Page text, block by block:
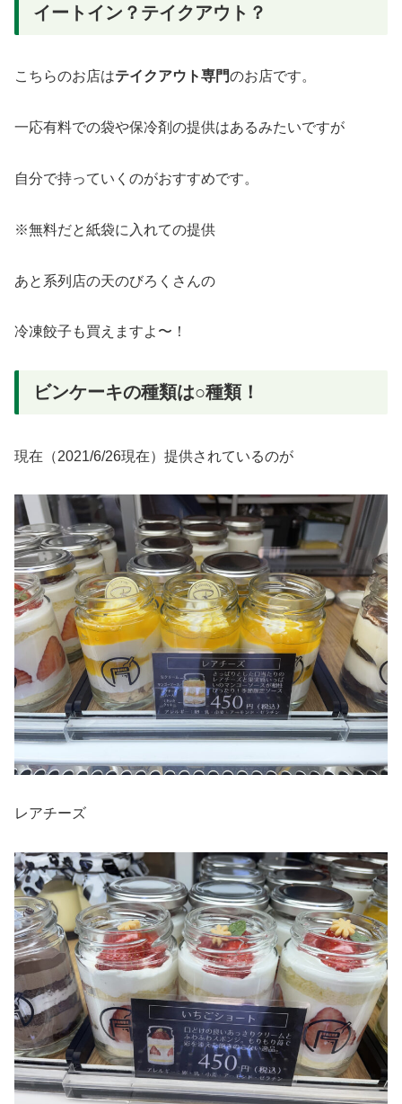
イートイン？テイクアウト？
こちらのお店はテイクアウト専門のお店です。
一応有料での袋や保冷剤の提供はあるみたいですが
自分で持っていくのがおすすめです。
※無料だと紙袋に入れての提供
あと系列店の天のびろくさんの
冷凍餃子も買えますよ〜！
ビンケーキの種類は○種類！
現在（2021/6/26現在）提供されているのが
レアチーズ